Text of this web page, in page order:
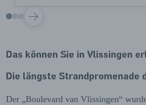
VOLGENDE
Das können Sie in Vlissingen
Die längste Strandpromenade
Der „Boulevard van Vlissingen“